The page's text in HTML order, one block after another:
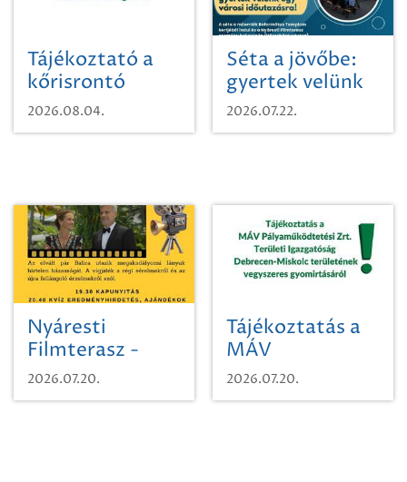
Tájékoztató a
kőrisrontó
karcsúdíszbogárról
2026.08.04.
Séta a jövőbe:
gyertek velünk
egy városi
időutazásra!
2026.07.22.
Nyáresti
Filmterasz -
Beugró a
Paradicsomba
2026.07.20.
Tájékoztatás a
MÁV
Pályaműködtetési
Zrt. Területi
2026.07.20.